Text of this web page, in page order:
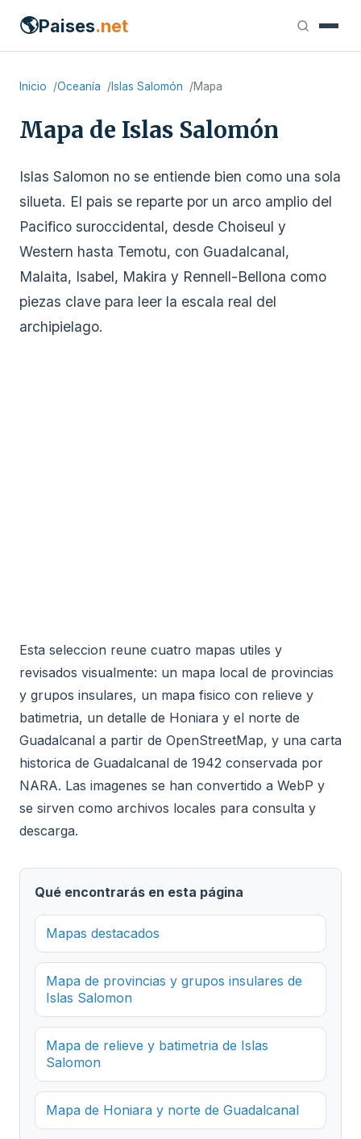
🌎Paises.net
Inicio Oceanía Islas Salomón Mapa
Mapa de Islas Salomón
Islas Salomon no se entiende bien como una sola
silueta. El pais se reparte por un arco amplio del
Pacifico suroccidental, desde Choiseul y
Western hasta Temotu, con Guadalcanal,
Malaita, Isabel, Makira y Rennell-Bellona como
piezas clave para leer la escala real del
archipielago.
Esta seleccion reune cuatro mapas utiles y
revisados visualmente: un mapa local de provincias
y grupos insulares, un mapa fisico con relieve y
batimetria, un detalle de Honiara y el norte de
Guadalcanal a partir de OpenStreetMap, y una carta
historica de Guadalcanal de 1942 conservada por
NARA. Las imagenes se han convertido a WebP y
se sirven como archivos locales para consulta y
descarga.
Qué encontrarás en esta página
Mapas destacados
Mapa de provincias y grupos insulares de
Islas Salomon
Mapa de relieve y batimetria de Islas
Salomon
Mapa de Honiara y norte de Guadalcanal